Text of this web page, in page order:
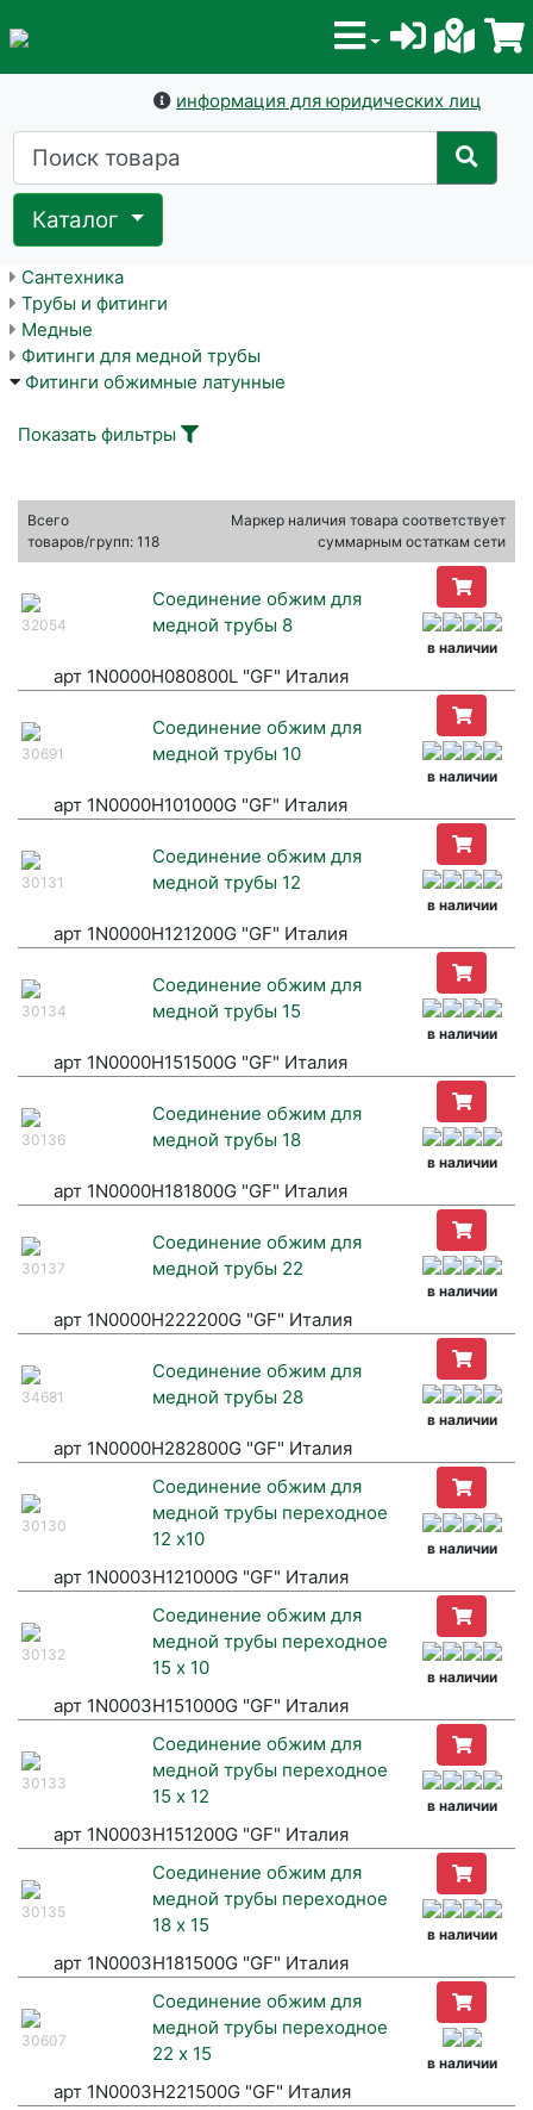
информация для юридических лиц
Каталог
Сантехника
Трубы и фитинги
Медные
Фитинги для медной трубы
Фитинги обжимные латунные
Показать фильтры
Всего
товаров/групп: 118
Маркер наличия товара соответствует
суммарным остаткам сети
32054
Соединение обжим для
медной трубы 8
в наличии
арт 1N0000H080800L "GF" Италия
30691
Соединение обжим для
медной трубы 10
в наличии
арт 1N0000H101000G "GF" Италия
30131
Соединение обжим для
медной трубы 12
в наличии
арт 1N0000H121200G "GF" Италия
30134
Соединение обжим для
медной трубы 15
в наличии
арт 1N0000H151500G "GF" Италия
30136
Соединение обжим для
медной трубы 18
в наличии
арт 1N0000H181800G "GF" Италия
30137
Соединение обжим для
медной трубы 22
в наличии
арт 1N0000H222200G "GF" Италия
34681
Соединение обжим для
медной трубы 28
в наличии
арт 1N0000H282800G "GF" Италия
30130
Соединение обжим для
медной трубы переходное
12 х10
в наличии
арт 1N0003H121000G "GF" Италия
30132
Соединение обжим для
медной трубы переходное
15 х 10
в наличии
арт 1N0003H151000G "GF" Италия
30133
Соединение обжим для
медной трубы переходное
15 х 12
в наличии
арт 1N0003H151200G "GF" Италия
30135
Соединение обжим для
медной трубы переходное
18 х 15
в наличии
арт 1N0003H181500G "GF" Италия
30607
Соединение обжим для
медной трубы переходное
22 х 15
в наличии
арт 1N0003H221500G "GF" Италия